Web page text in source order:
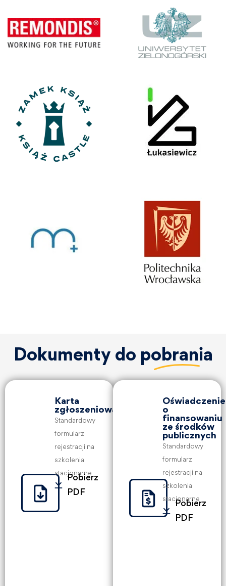
Dokumenty do pobrania
Karta
zgłoszeniowa
Standardowy
formularz
rejestracji na
szkolenia
stacjonarne
Pobierz
PDF
Oświadczenie
o
finansowaniu
ze środków
publicznych
Standardowy
formularz
rejestracji na
szkolenia
stacjonarne
Pobierz
PDF